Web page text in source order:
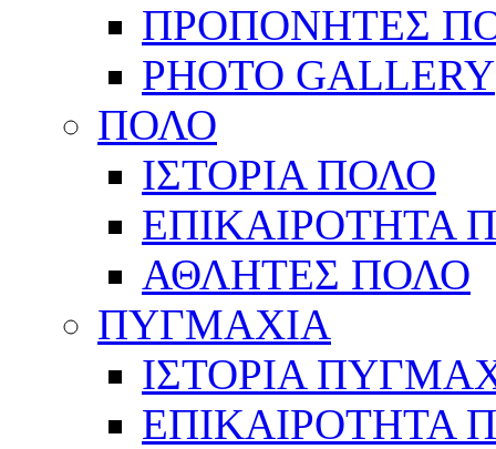
ΠΡΟΠΟΝΗΤΕΣ
PHOTO GALLERY
ΠΟΛΟ
ΙΣΤΟΡΙΑ ΠΟΛΟ
ΕΠΙΚΑΙΡΟΤΗΤΑ
ΑΘΛΗΤΕΣ ΠΟΛΟ
ΠΥΓΜΑΧΙΑ
ΙΣΤΟΡΙΑ
ΕΠΙΚΑΙΡΟΤΗΤΑ